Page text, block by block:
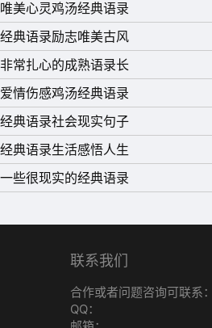
唯美心灵鸡汤经典语录
经典语录励志唯美古风
非常扎心的成熟语录长
爱情伤感鸡汤经典语录
经典语录社会现实句子
经典语录生活感悟人生
一些很现实的经典语录
联系我们
合作或者问题咨询可联系：
QQ：